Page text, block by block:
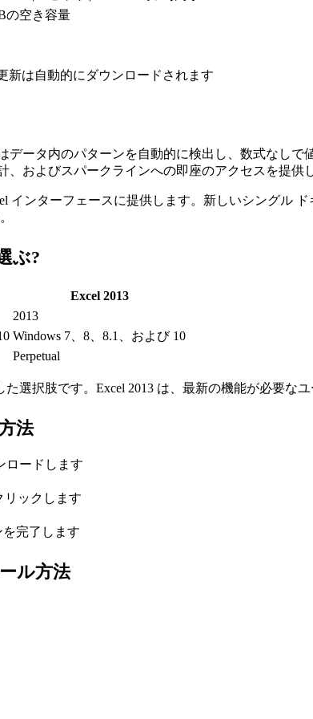
の空き容量
新は自動的にダウンロードされます
データ内のパターンを自動的に検出し、数式なし
およびスパークラインへの即座のアクセスを提供
インターフェースに提供します。新しいシングル
ぶ?
Excel 2013
2013
Windows 7、8、8.1、および 10
Perpetual
選択肢です。Excel 2013 は、最新の機能が必要な
法
ロードします
リックします
完了します
ル方法